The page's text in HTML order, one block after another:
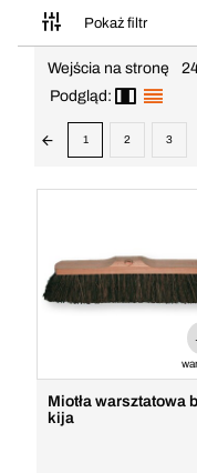
Pokaż filtr
Wejścia na stronę
Podgląd:
1 2 3
Miotła warsztatowa
kija